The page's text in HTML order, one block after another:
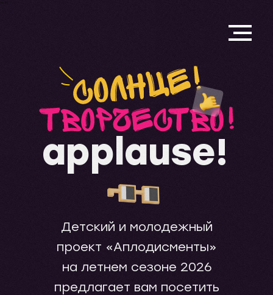
"
applause!
Детский и молодежный
проект «Аплодисменты»
на летнем сезоне 2026
предлагает вам посетить